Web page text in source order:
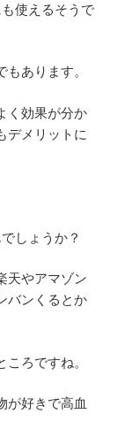
使えるそうで
あります。
く効果が分か
デメリットに
しょうか？
天やアマゾン
バンくるとか
ろですね。
が好きで高血